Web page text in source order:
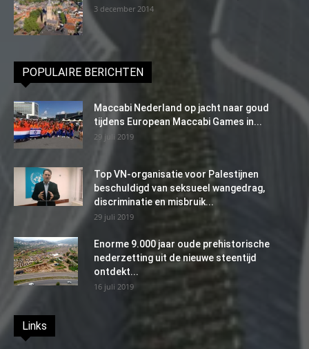
3 december 2014
POPULAIRE BERICHTEN
Maccabi Nederland op jacht naar goud
tijdens European Maccabi Games in...
29 juli 2019
Top VN-organisatie voor Palestijnen
beschuldigd van seksueel wangedrag,
discriminatie en misbruik...
29 juli 2019
Enorme 9.000 jaar oude prehistorische
nederzetting uit de nieuwe steentijd
ontdekt...
16 juli 2019
Links